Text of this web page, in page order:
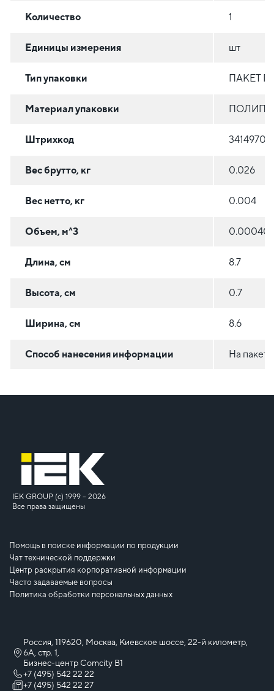
Количество 1
Единицы измерения шт
Тип упаковки ПАКЕТ
Материал упаковки
Штрихкод
Вес брутто, кг 0.026
Вес нетто, кг 0.004
Объем, м^3
Длина, см 8.7
Высота, см 0.7
Ширина, см 8.6
Способ нанесения информации На пакет
IEK GROUP (c) 1999 – 2026
Все права защищены
Помощь в поиске информации по продукции
Чат технической поддержки
Центр раскрытия корпоративной информации
Часто задаваемые вопросы
Политика обработки персональных данных
Россия, 119620, Москва, Киевское шоссе, 22-й километр,
6А, стр. 1,
Бизнес-центр Comcity B1
+7 (495) 542 22 22
+7 (495) 542 22 27